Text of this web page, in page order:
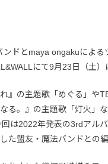
ンドとmaya ongakuによる
にて9月23日（土）
』の主題歌「めぐる」や
なる。』の主題歌「灯火」
回は2022年発表の3rdアル
た盟友・魔法バンドとの